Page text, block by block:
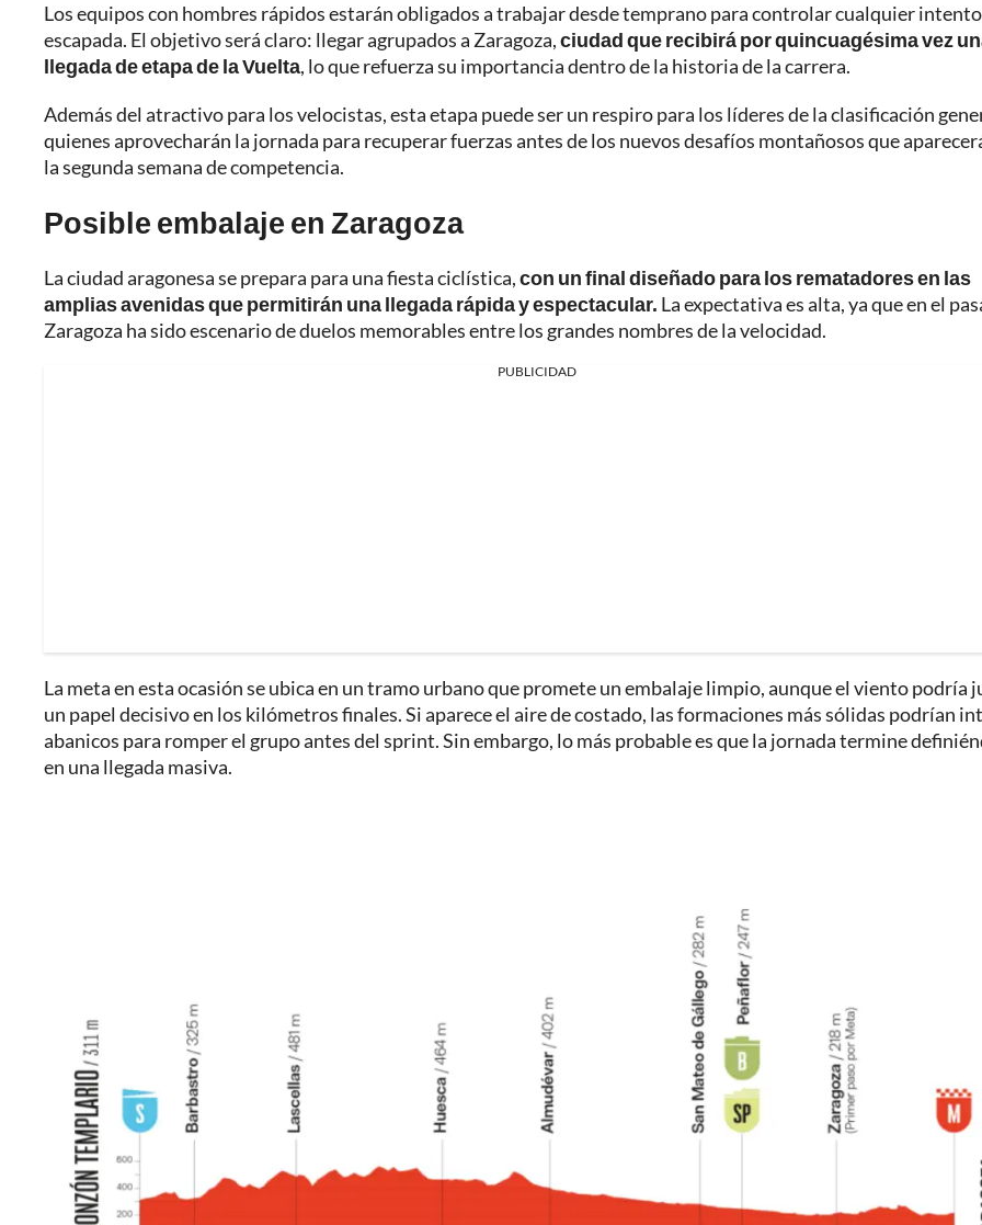
Los equipos con hombres rápidos estarán obligados a trabajar desde temprano para controlar cualquier
escapada. El objetivo será claro: llegar agrupados a Zaragoza,ciudad que recibirá por quincuagésima vez
llegada de etapa de la Vuelta, lo que refuerza su importancia dentro de la historia de la carrera.
Además del atractivo para los velocistas, esta etapa puede ser un respiro para los líderes de la clasificación
quienes aprovecharán la jornada para recuperar fuerzas antes de los nuevos desafíos montañosos que
la segunda semana de competencia.
Posible embalaje en Zaragoza
La ciudad aragonesa se prepara para una fiesta ciclística,con un final diseñado para los rematadores en las
amplias avenidas que permitirán una llegada rápida y espectacular. La expectativa es alta, ya que en el
Zaragoza ha sido escenario de duelos memorables entre los grandes nombres de la velocidad.
PUBLICIDAD
La meta en esta ocasión se ubica en un tramo urbano que promete un embalaje limpio, aunque el viento podría
un papel decisivo en los kilómetros finales. Si aparece el aire de costado, las formaciones más sólidas podrían
abanicos para romper el grupo antes del sprint. Sin embargo, lo más probable es que la jornada termine
en una llegada masiva.